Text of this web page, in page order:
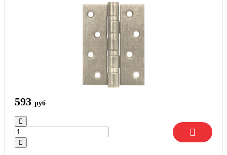
593 руб